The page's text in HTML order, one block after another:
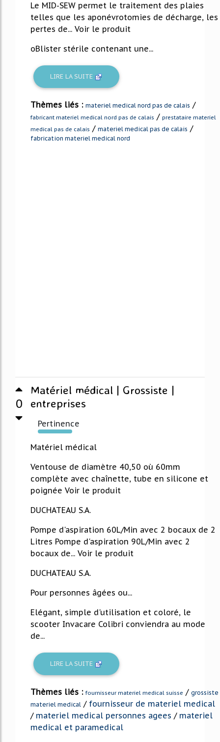
Le MID-SEW permet le traitement des plaies
telles que les aponévrotomies de décharge, les
pertes de... Voir le produit
oBlister stérile contenant une...
LIRE LA SUITE
Thèmes liés : materiel medical nord pas de calais /
fabricant materiel medical nord pas de calais / prestataire materiel
medical pas de calais / materiel medical pas de calais /
fabrication materiel medical nord
0
Matériel médical | Grossiste |
entreprises
Pertinence
373%
Matériel médical
Ventouse de diamètre 40,50 où 60mm
complète avec chaînette, tube en silicone et
poignée Voir le produit
DUCHATEAU S.A.
Pompe d'aspiration 60L/Min avec 2 bocaux de 2
Litres Pompe d'aspiration 90L/Min avec 2
bocaux de... Voir le produit
DUCHATEAU S.A.
Pour personnes âgées ou...
Elégant, simple d'utilisation et coloré, le
scooter Invacare Colibri conviendra au mode
de...
LIRE LA SUITE
Thèmes liés :fournisseur materiel medical suisse / grossiste
materiel medical / fournisseur de materiel medical
/ materiel medical personnes agees / materiel
medical et paramedical